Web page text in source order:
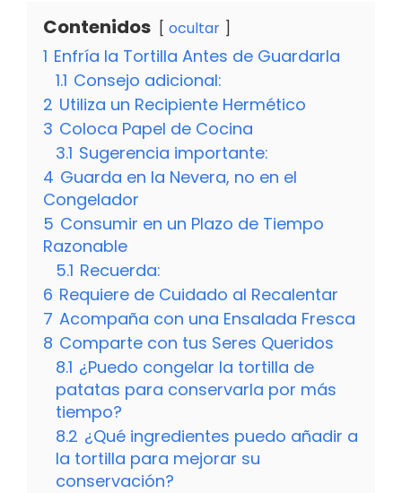
Contenidos ocultar
1 Enfría la Tortilla Antes de Guardarla
1.1 Consejo adicional:
2 Utiliza un Recipiente Hermético
3 Coloca Papel de Cocina
3.1 Sugerencia importante:
4 Guarda en la Nevera, no en el
Congelador
5 Consumir en un Plazo de Tiempo
Razonable
5.1 Recuerda:
6 Requiere de Cuidado al Recalentar
7 Acompaña con una Ensalada Fresca
8 Comparte con tus Seres Queridos
8.1 ¿Puedo congelar la tortilla de
patatas para conservarla por más
tiempo?
8.2 ¿Qué ingredientes puedo añadir a
la tortilla para mejorar su
conservación?